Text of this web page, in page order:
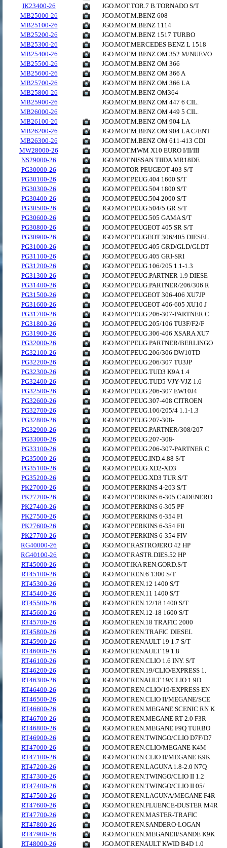
IK23400-26
JGO.MOT.TOR.7 B.TORNADO S/T
MB25000-26
JGO.MOT.M.BENZ 608
MB25100-26
JGO.MOT.M.BENZ 1114
MB25200-26
JGO.MOT.M.BENZ 1517 TURBO
MB25300-26
JGO.MOT.MERCEDES BENZ L 1518
MB25400-26
JGO.MOT.M.BENZ OM 352 M/NUEVO
MB25500-26
JGO.MOT.M.BENZ OM 366
MB25600-26
JGO.MOT.M.BENZ OM 366 A
MB25700-26
JGO.MOT.M.BENZ OM 366 LA
MB25800-26
JGO.MOT.M.BENZ OM364
MB25900-26
JGO.MOT.M.BENZ OM 447 6 CIL.
MB26000-26
JGO.MOT.M.BENZ OM 449 5 CIL.
MB26100-26
JGO.MOT.M.BENZ OM 904 LA
MB26200-26
JGO.MOT.M.BENZ OM 904 LA C/ENT
MB26300-26
JGO.MOT.M.BENZ OM 611-413 CDI
MW28000-26
JGO.MOT.MWM X10 EURO I/II/III
NS29000-26
JGO.MOT.NISSAN TIIDA MR18DE
PG30000-26
JGO.MOTOR PEUGEOT 403 S/T
PG30100-26
JGO.MOT.PEUG.404 1600 S/T
PG30300-26
JGO.MOT.PEUG.504 1800 S/T
PG30400-26
JGO.MOT.PEUG.504 2000 S/T
PG30500-26
JGO.MOT.PEUG.504/5 GR S/T
PG30600-26
JGO.MOT.PEUG.505 GAMA S/T
PG30800-26
JGO.MOT.PEUGEOT 405 SR S/T
PG30900-26
JGO.MOT.PEUGEOT 306/405 DIESEL
PG31000-26
JGO.MOT.PEUG.405 GRD/GLD/GLDT
PG31100-26
JGO.MOT.PEUG.405 GRI-SRI
PG31200-26
JGO.MOT.PEUG.106/205 1.1-1.3
PG31300-26
JGO.MOT.PEUG.PARTNER 1.9 DIESE
PG31400-26
JGO.MOT.PEUG.PARTNER/206/306 R
PG31500-26
JGO.MOT.PEUGEOT 306-406 XU7JP
PG31600-26
JGO.MOT.PEUGEOT 406-605 XU10 J
PG31700-26
JGO.MOT.PEUG.206-307-PARTNER C
PG31800-26
JGO.MOT.PEUG.205/106 TU3F/F2/F
PG31900-26
JGO.MOT.PEUG.306-406 XSARA XU7
PG32000-26
JGO.MOT.PEUG.PARTNER/BERLINGO
PG32100-26
JGO.MOT.PEUG.206/306 DW10TD
PG32200-26
JGO.MOT.PEUG.206/307 TU3JP
PG32300-26
JGO.MOT.PEUG.TUD3 K9A 1.4
PG32400-26
JGO.MOT.PEUG.TUD5 VJY-VJZ 1.6
PG32500-26
JGO.MOT.PEUG.206-307 EW10J4
PG32600-26
JGO.MOT.PEUG.307-408 CITROEN
PG32700-26
JGO.MOT.PEUG.106/205/4 1.1-1.3
PG32800-26
JGO.MOT.PEUG.207-308-
PG32900-26
JGO.MOT.PEUG.PARTNER/308/207
PG33000-26
JGO.MOT.PEUG.207-308-
PG33100-26
JGO.MOT.PEUG.206-307-PARTNER C
PG35000-26
JGO.MOT.PEUG.IND.4.88 S/T
PG35100-26
JGO.MOT.PEUG.XD2-XD3
PG35200-26
JGO.MOT.PEUG.XD3 TUR.S/T
PK27000-26
JGO.MOT.PERKINS 4-203 S/T
PK27200-26
JGO.MOT.PERKINS 6-305 CADENERO
PK27400-26
JGO.MOT.PERKINS 6-305 PF
PK27500-26
JGO.MOT.PERKINS 6-354 FI
PK27600-26
JGO.MOT.PERKINS 6-354 FII
PK27700-26
JGO.MOT.PERKINS 6-354 FIV
RG40000-26
JGO.MOT.RASTROJERO 42 HP
RG40100-26
JGO.MOT.RASTR.DIES.52 HP
RT45000-26
JGO.MOT.IKA REN.GORD.S/T
RT45100-26
JGO.MOT.REN.6 1300 S/T
RT45300-26
JGO.MOT.REN.12 1400 S/T
RT45400-26
JGO.MOT.REN.11 1400 S/T
RT45500-26
JGO.MOT.REN.12/18 1400 S/T
RT45600-26
JGO.MOT.REN.12-18 1600 S/T
RT45700-26
JGO.MOT.REN.18 TRAFIC 2000
RT45800-26
JGO.MOT.REN.TRAFIC DIESEL
RT45900-26
JGO.MOT.RENAULT 19 1.7 S/T
RT46000-26
JGO.MOT.RENAULT 19 1.8
RT46100-26
JGO.MOT.REN.CLIO 1.6 INY. S/T
RT46200-26
JGO.MOT.REN.19/CLIO/EXPRESS 1.
RT46300-26
JGO.MOT.RENAULT 19/CLIO 1.9D
RT46400-26
JGO.MOT.REN.CLIO/19/EXPRESS EN
RT46500-26
JGO.MOT.REN.CLIO II/MEGANE/SCE
RT46600-26
JGO.MOT.REN.MEGANE SCENIC RN K
RT46700-26
JGO.MOT.REN.MEGANE RT 2.0 F3R
RT46800-26
JGO.MOT.REN.MEGANE F9Q TURBO
RT46900-26
JGO.MOT.REN.TWINGO/CLIO D7F/D7
RT47000-26
JGO.MOT.REN.CLIO/MEGANE K4M
RT47100-26
JGO.MOT.REN.CLIO II/MEGANE K9K
RT47200-26
JGO.MOT.REN.LAGUNA 1.8-2.0 N7Q
RT47300-26
JGO.MOT.REN.TWINGO/CLIO II 1.2
RT47400-26
JGO.MOT.REN.TWINGO/CLIO II 05/
RT47500-26
JGO.MOT.REN.LAGUNA/MEGANE F4R
RT47600-26
JGO.MOT.REN.FLUENCE-DUSTER M4R
RT47700-26
JGO.MOT.REN.MASTER-TRAFIC
RT47800-26
JGO.MOT.REN.SANDERO-LOGAN
RT47900-26
JGO.MOT.REN.MEGANEII/SANDE K9K
RT48000-26
JGO.MOT.RENAULT KWID B4D 1.0